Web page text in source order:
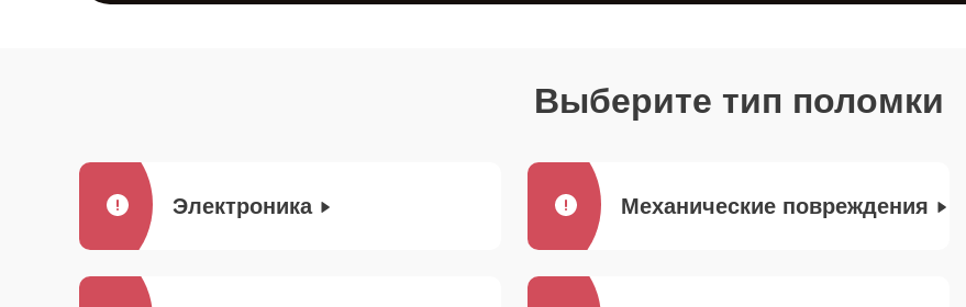
Выберите тип поломки
Электроника Механические повреждения